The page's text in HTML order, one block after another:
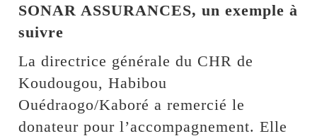
SONAR ASSURANCES, un exemple à
suivre
La directrice générale du CHR de
Koudougou, Habibou
Ouédraogo/Kaboré a remercié le
donateur pour l’accompagnement. Elle